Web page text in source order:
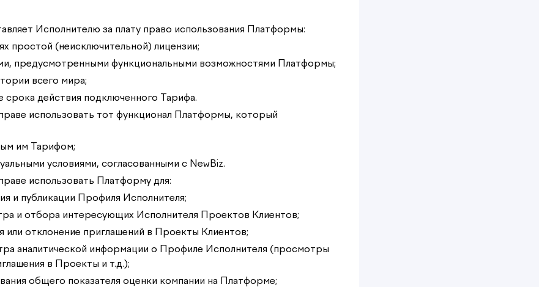
Исполнителю за плату право использования Платформы:
простой (неисключительной) лицензии;
предусмотренными функциональными возможностями Платформы;
всего мира;
срока действия подключенного Тарифа.
использовать тот функционал Платформы, который
им Тарифом;
условиями, согласованными с NewBiz.
использовать Платформу для:
и публикации Профиля Исполнителя;
и отбора интересующих Исполнителя Проектов Клиентов;
или отклонение приглашений в Проекты Клиентов;
аналитической информации о Профиле Исполнителя (просмотры
в Проекты и т.д.);
общего показателя оценки компании на Платформе;